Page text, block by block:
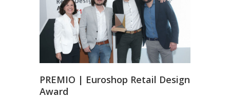
PREMIO | Euroshop Retail Design
Award